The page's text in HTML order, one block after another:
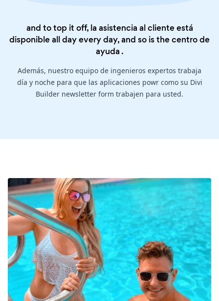
and to top it off, la asistencia al cliente está
disponible all day every day, and so is thecentro de
ayuda .
Además, nuestro equipo de ingenieros expertos trabaja
día y noche para que las aplicaciones powr como su Divi
Builder newsletter form trabajen para usted.